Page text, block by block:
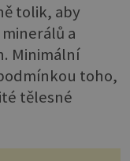
tolik, aby
a
Minimální
toho,
tělesné